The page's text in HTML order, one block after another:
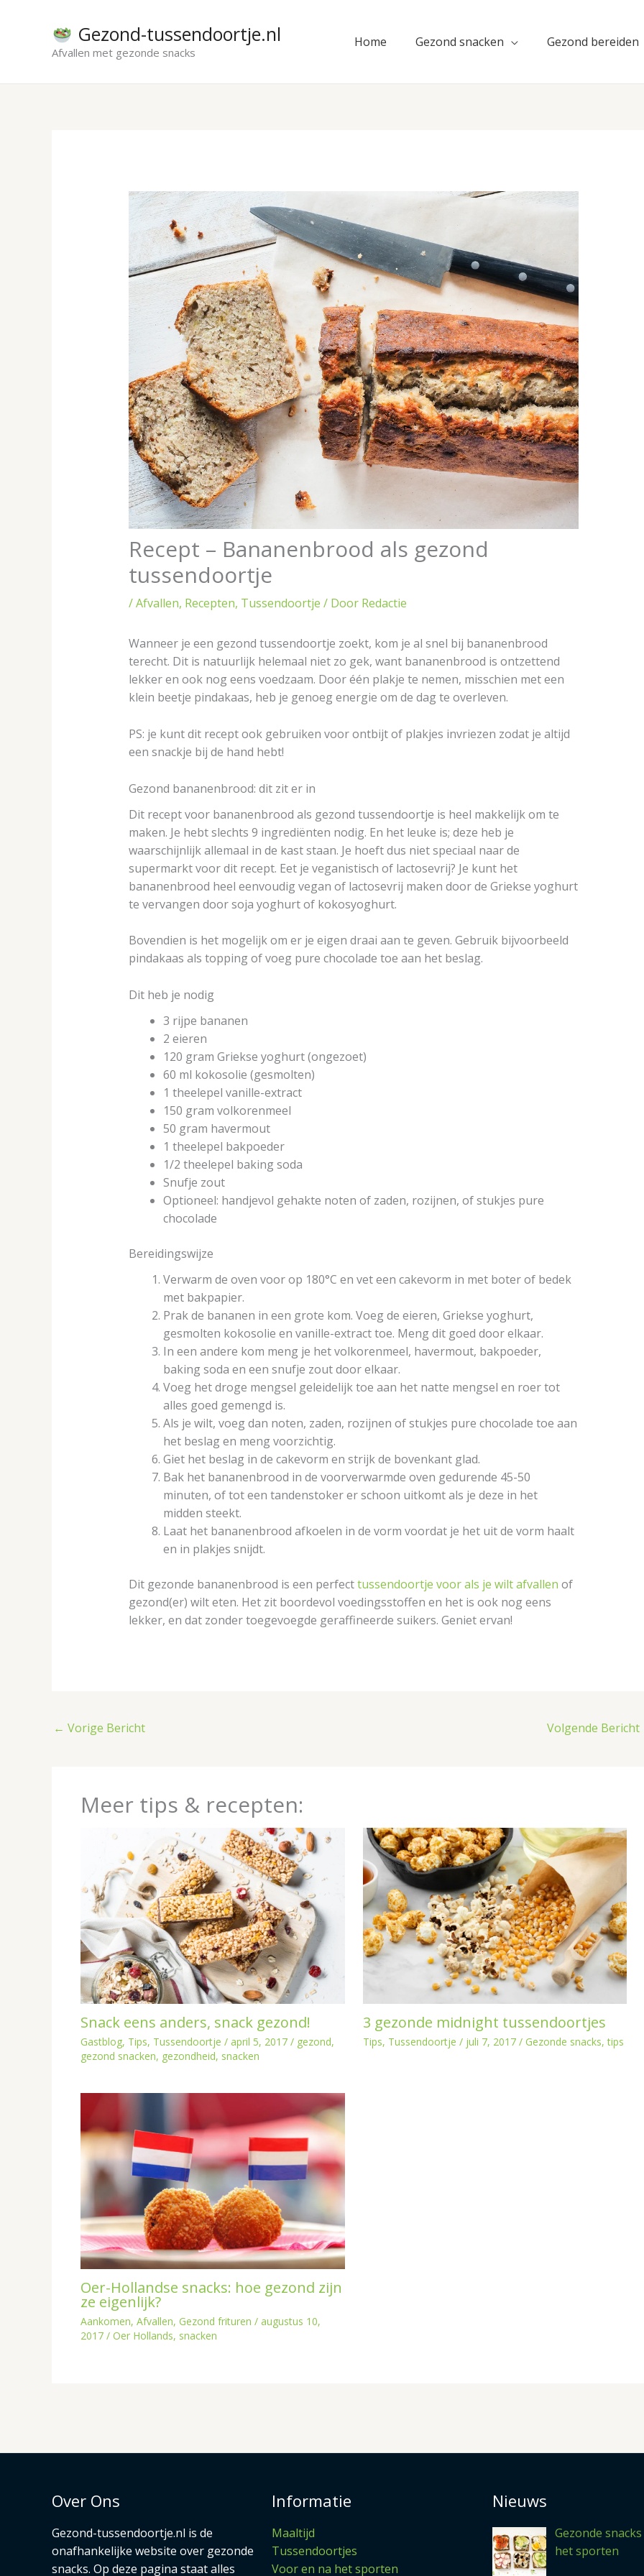
Gezond-tussendoortje.nl
Afvallen met gezonde snacks
Home Gezond snacken Gezond bereiden
Recept – Bananenbrood als gezond
tussendoortje
/Afvallen, Recepten, Tussendoortje / Door Redactie
Wanneer je een gezond tussendoortje zoekt, kom je al snel bij bananenbrood
terecht. Dit is natuurlijk helemaal niet zo gek, want bananenbrood is ontzettend
lekker en ook nog eens voedzaam. Door één plakje te nemen, misschien met een
klein beetje pindakaas, heb je genoeg energie om de dag te overleven.
PS: je kunt dit recept ook gebruiken voor ontbijt of plakjes invriezen zodat je altijd
een snackje bij de hand hebt!
Gezond bananenbrood: dit zit er in
Dit recept voor bananenbrood als gezond tussendoortje is heel makkelijk om te
maken. Je hebt slechts 9 ingrediënten nodig. En het leuke is; deze heb je
waarschijnlijk allemaal in de kast staan. Je hoeft dus niet speciaal naar de
supermarkt voor dit recept. Eet je veganistisch of lactosevrij? Je kunt het
bananenbrood heel eenvoudig vegan of lactosevrij maken door de Griekse yoghurt
te vervangen door soja yoghurt of kokosyoghurt.
Bovendien is het mogelijk om er je eigen draai aan te geven. Gebruik bijvoorbeeld
pindakaas als topping of voeg pure chocolade toe aan het beslag.
Dit heb je nodig
3 rijpe bananen
2 eieren
120 gram Griekse yoghurt (ongezoet)
60 ml kokosolie (gesmolten)
1 theelepel vanille-extract
150 gram volkorenmeel
50 gram havermout
1 theelepel bakpoeder
1/2 theelepel baking soda
Snufje zout
Optioneel: handjevol gehakte noten of zaden, rozijnen, of stukjes pure
chocolade
Bereidingswijze
Verwarm de oven voor op 180°C en vet een cakevorm in met boter of bedek
met bakpapier.
Prak de bananen in een grote kom. Voeg de eieren, Griekse yoghurt,
gesmolten kokosolie en vanille-extract toe. Meng dit goed door elkaar.
In een andere kom meng je het volkorenmeel, havermout, bakpoeder,
baking soda en een snufje zout door elkaar.
Voeg het droge mengsel geleidelijk toe aan het natte mengsel en roer tot
alles goed gemengd is.
Als je wilt, voeg dan noten, zaden, rozijnen of stukjes pure chocolade toe aan
het beslag en meng voorzichtig.
Giet het beslag in de cakevorm en strijk de bovenkant glad.
Bak het bananenbrood in de voorverwarmde oven gedurende 45-50
minuten, of tot een tandenstoker er schoon uitkomt als je deze in het
midden steekt.
Laat het bananenbrood afkoelen in de vorm voordat je het uit de vorm haalt
en in plakjes snijdt.
Dit gezonde bananenbrood is een perfecttussendoortje voor als je wilt afvallen of
gezond(er) wilt eten. Het zit boordevol voedingsstoffen en het is ook nog eens
lekker, en dat zonder toegevoegde geraffineerde suikers. Geniet ervan!
← Vorige Bericht Volgende Bericht
Meer tips & recepten:
Snack eens anders, snack gezond!
Gastblog, Tips, Tussendoortje / april 5, 2017 / gezond,
gezond snacken, gezondheid, snacken
3 gezonde midnight tussendoortjes
Tips, Tussendoortje / juli 7, 2017 / Gezonde snacks,tips
Oer-Hollandse snacks: hoe gezond zijn
ze eigenlijk?
Aankomen, Afvallen, Gezond frituren / augustus 10,
2017 / Oer Hollands, snacken
Over Ons
Gezond-tussendoortje.nl is de
onafhankelijke website over gezonde
snacks. Op deze pagina staat alles
Informatie
Maaltijd
Tussendoortjes
Voor en na het sporten
Nieuws
Gezonde
het sporten